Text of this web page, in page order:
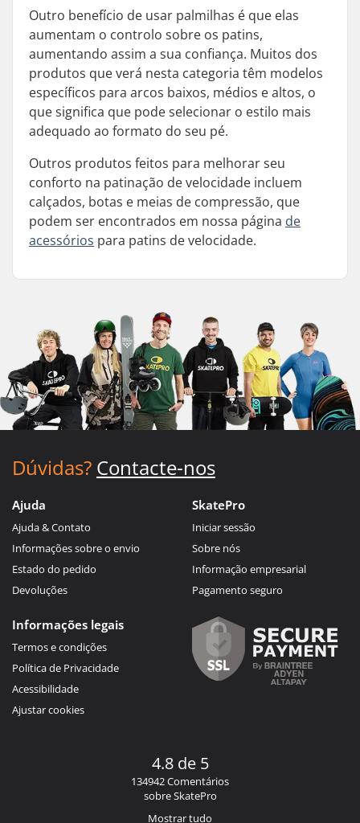
Outro benefício de usar palmilhas é que elas
aumentam o controlo sobre os patins,
aumentando assim a sua confiança. Muitos dos
produtos que verá nesta categoria têm modelos
específicos para arcos baixos, médios e altos, o
que significa que pode selecionar o estilo mais
adequado ao formato do seu pé.
Outros produtos feitos para melhorar seu
conforto na patinação de velocidade incluem
calçados, botas e meias de compressão, que
podem ser encontrados em nossa página de
acessórios para patins de velocidade.
Dúvidas? Contacte-nos
Ajuda
Ajuda & Contato
Informações sobre o envio
Estado do pedido
Devoluções
SkatePro
Iniciar sessão
Sobre nós
Informação empresarial
Pagamento seguro
Informações legais
Termos e condições
Política de Privacidade
Acessibilidade
Ajustar cookies
4.8 de 5
134942 Comentários
sobre SkatePro
Mostrar tudo